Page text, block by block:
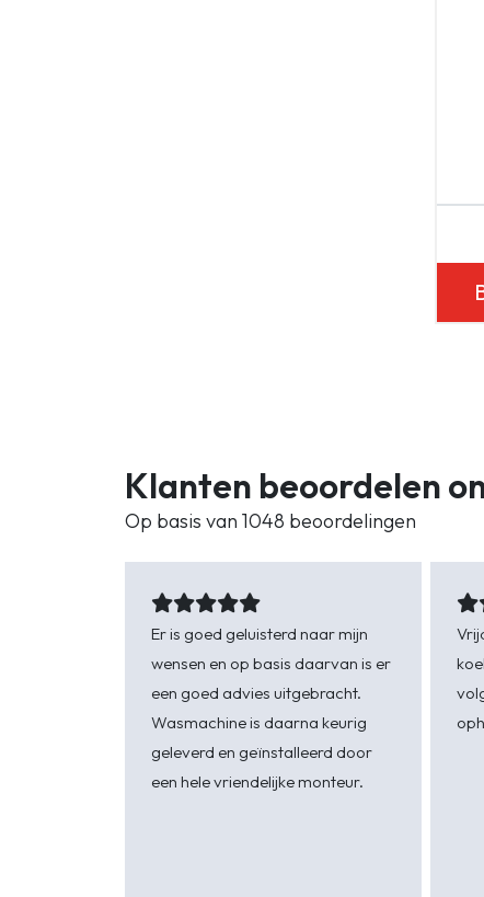
Klanten beoordelen
Op basis van 1048 beoordelingen
Er is goed geluisterd naar mijn
wensen en op basis daarvan is er
een goed advies uitgebracht.
Wasmachine is daarna keurig
geleverd en geïnstalleerd door
een hele vriendelijke monteur.